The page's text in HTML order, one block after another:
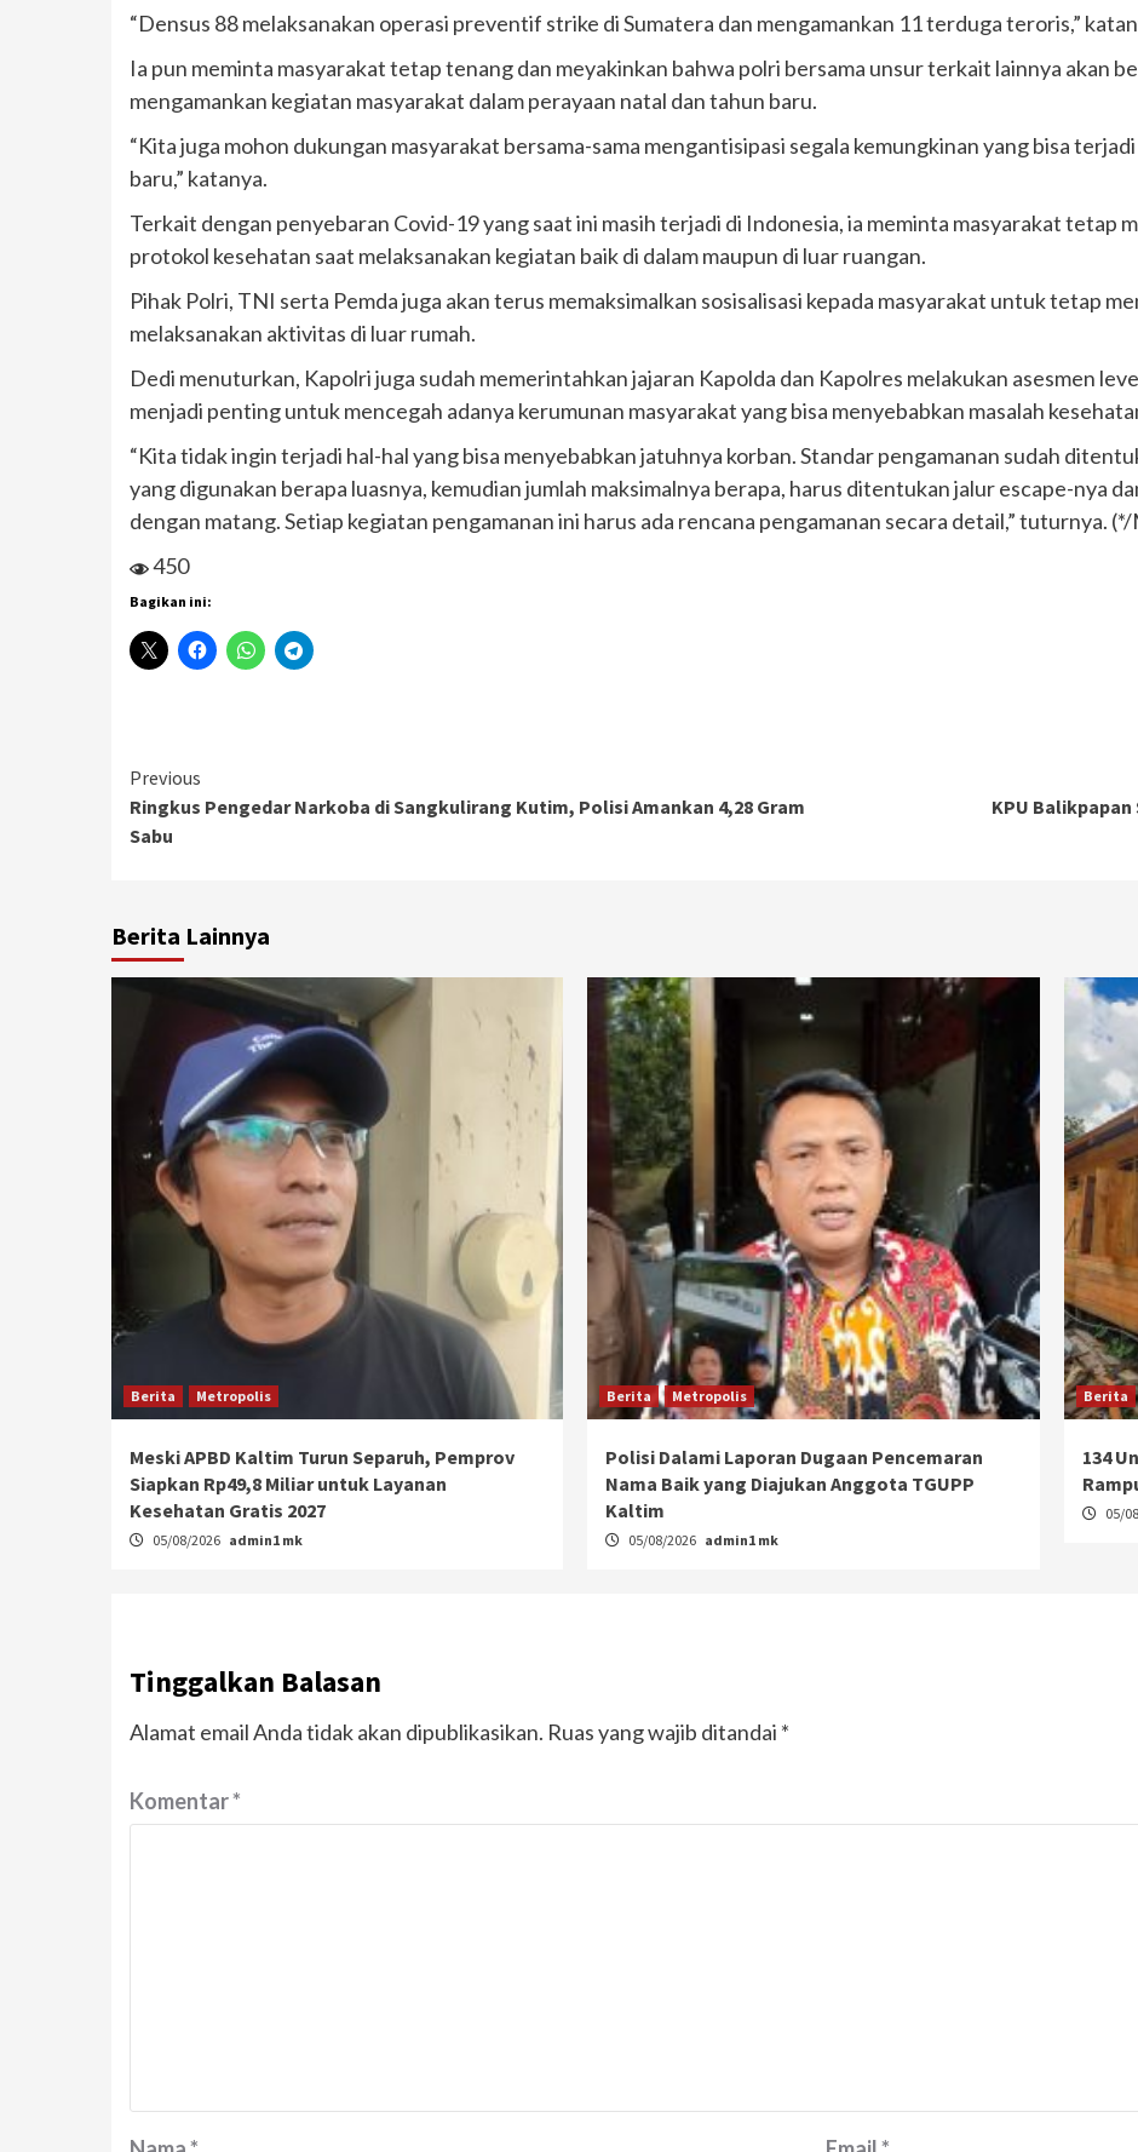
“Densus 88 melaksanakan operasi preventif strike di Sumatera dan mengamankan 11 terduga teroris,”
Ia pun meminta masyarakat tetap tenang dan meyakinkan bahwa polri bersama unsur terkait lainnya akan
mengamankan kegiatan masyarakat dalam perayaan natal dan tahun baru.
“Kita juga mohon dukungan masyarakat bersama-sama mengantisipasi segala kemungkinan yang bisa
baru,” katanya.
Terkait dengan penyebaran Covid-19 yang saat ini masih terjadi di Indonesia, ia meminta masyarakat tetap
protokol kesehatan saat melaksanakan kegiatan baik di dalam maupun di luar ruangan.
Pihak Polri, TNI serta Pemda juga akan terus memaksimalkan sosisalisasi kepada masyarakat untuk tetap
melaksanakan aktivitas di luar rumah.
Dedi menuturkan, Kapolri juga sudah memerintahkan jajaran Kapolda dan Kapolres melakukan asesmen
menjadi penting untuk mencegah adanya kerumunan masyarakat yang bisa menyebabkan masalah
“Kita tidak ingin terjadi hal-hal yang bisa menyebabkan jatuhnya korban. Standar pengamanan sudah
yang digunakan berapa luasnya, kemudian jumlah maksimalnya berapa, harus ditentukan jalur escape-nya
dengan matang. Setiap kegiatan pengamanan ini harus ada rencana pengamanan secara detail,” tuturnya.
450
Bagikan ini:
Continue
Reading
Previous
Ringkus Pengedar Narkoba di Sangkulirang Kutim, Polisi Amankan 4,28 Gram
Sabu
KPU Balikpapan
Berita Lainnya
Berita Metropolis
Meski APBD Kaltim Turun Separuh, Pemprov
Siapkan Rp49,8 Miliar untuk Layanan
Kesehatan Gratis 2027
05/08/2026 admin1 mk
Berita Metropolis
Polisi Dalami Laporan Dugaan Pencemaran
Nama Baik yang Diajukan Anggota TGUPP
Kaltim
05/08/2026 admin1 mk
Berita
134
05/
Tinggalkan Balasan
Alamat email Anda tidak akan dipublikasikan. Ruas yang wajib ditandai *
Komentar*